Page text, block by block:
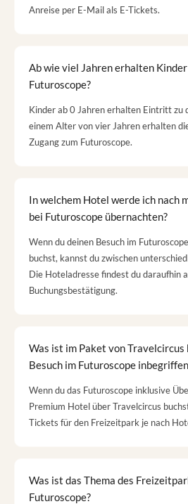
Anreise per E-Mail als E-Tickets.
Ab wie viel Jahren erhalten
Futuroscope?
Kinder ab 0 Jahren erhalten Eintritt zu
einem Alter von vier Jahren erhalten
Zugang zum Futuroscope.
In welchem Hotel werde ich nach
bei Futuroscope übernachten?
Wenn du deinen Besuch im
buchst, kannst du zwischen
Die Hoteladresse findest du daraufhin
Buchungsbestätigung.
Was ist im Paket von Travelcircus
Besuch im Futuroscope
Wenn du das Futuroscope inklusive
Premium Hotel über Travelcircus
Tickets für den Freizeitpark je nach
Was ist das Thema des
Futuroscope?